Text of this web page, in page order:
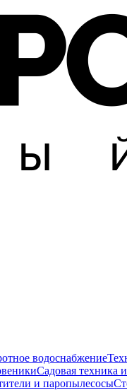
водоснабжение
Садовая техника
и паропылесосы